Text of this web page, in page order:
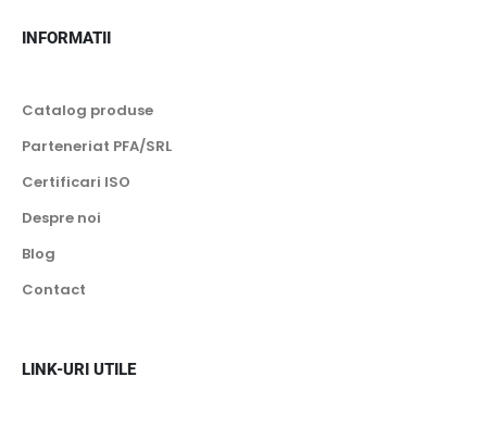
INFORMATII
Catalog produse
Parteneriat PFA/SRL
Certificari ISO
Despre noi
Blog
Contact
LINK-URI UTILE